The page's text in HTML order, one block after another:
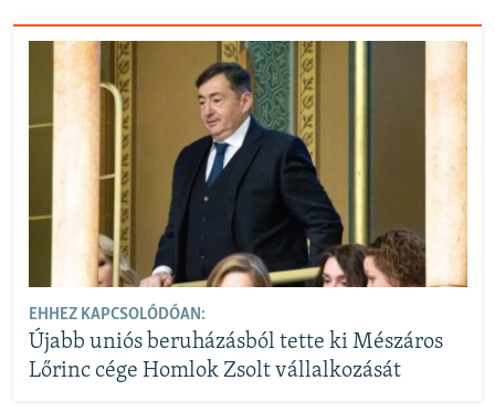
EHHEZ KAPCSOLÓDÓAN:
Újabb uniós beruházásból tette ki Mészáros
Lőrinc cége Homlok Zsolt vállalkozását